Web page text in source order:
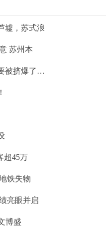
墟，苏式浪
苏州本
被挤爆了…
超45万
铁失物
亮眼并启
博盛